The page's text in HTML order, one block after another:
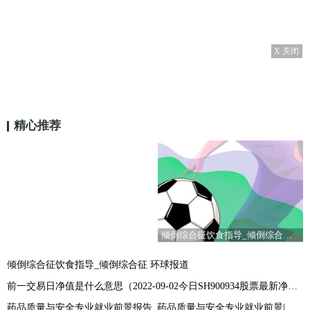
X 关闭
精心推荐
倾倒综合征饮食指导_倾倒综合征 环球报道
倾倒综合征饮食指导_倾倒综合征 环球报道
前一交易日净值是什么意思（2022-09-02今日SH900934股票最新净值和交易情况） 当前热门